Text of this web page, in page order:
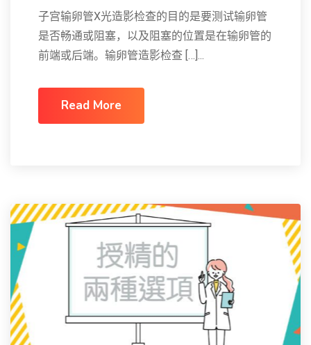
子宫输卵管X光造影检查的目的是要测试输卵管
是否畅通或阻塞，以及阻塞的位置是在输卵管的
前端或后端。输卵管造影检查 […]...
Read More